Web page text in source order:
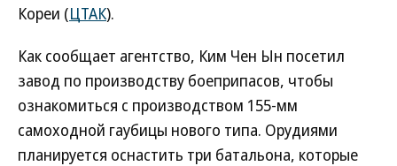
Кореи (ЦТАК).
Как сообщает агентство, Ким Чен Ын посетил
завод по производству боеприпасов, чтобы
ознакомиться с производством 155-мм
самоходной гаубицы нового типа. Орудиями
планируется оснастить три батальона, которые